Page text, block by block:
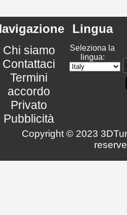
Chi siamo
Contattaci
Termini
accordo
Privato
Pubblicità
Lingua
Seleziona la
lingua:
Copyright © 2023